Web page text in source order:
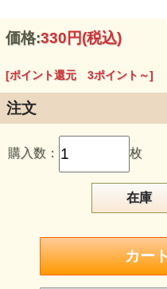
●こんばんは。 本日無
また、アジの干物の甘
した。 また機会があれ
価格:330円(税込)
[ポイント還元 3ポイント～]
注文
購入数： 枚
在庫